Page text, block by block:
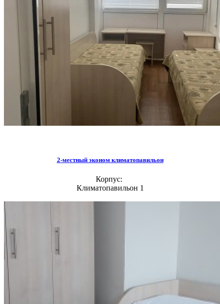
2-местный эконом климатопавильон
Корпус:
Климатопавильон 1